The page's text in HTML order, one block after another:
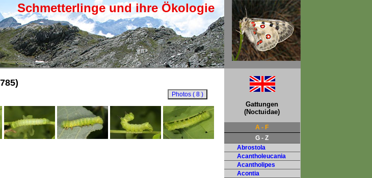
Schmetterlinge und ihre Ökologie
Gattungen
(Noctuidae)
A - F
G - Z
Abrostola
Acantholeucania
Acantholipes
Acontia